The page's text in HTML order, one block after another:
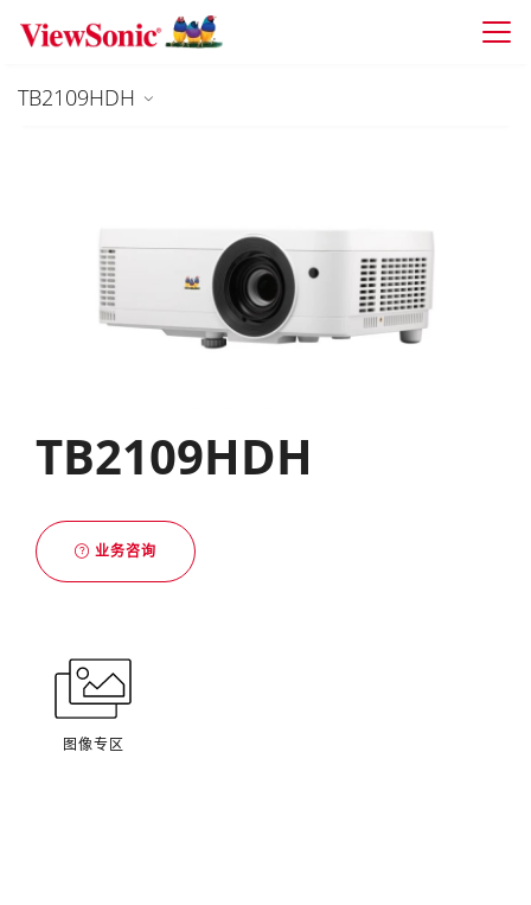
Skip to main content
TB2109HDH
TB2109HDH
业务咨询
图像专区